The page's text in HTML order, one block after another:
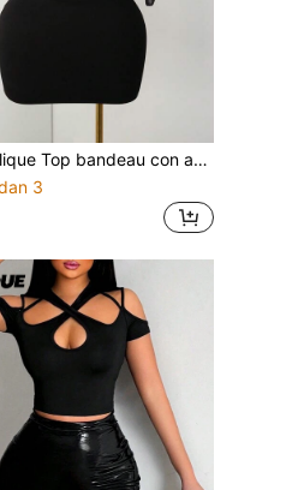
Top bandeau con aro O con abertura delantera
3